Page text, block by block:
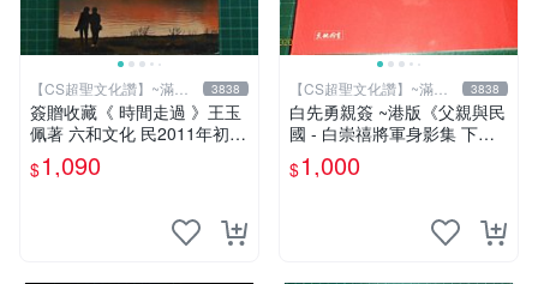
【CS超聖文化讚】~滿千
元送運
3838
簽贈收藏《 時間走過 》王玉
佩著 六和文化 民2011年初版
9成新【CS超聖文化2讚】
$1,090
【CS超聖文化讚】~滿千
元送運
3838
白先勇親簽 ~港版《父親與民
國 - 白崇禧將軍身影集 下
冊》白先勇編 天地出版 2012
年初版 .香港【CS超聖文化
$1,000